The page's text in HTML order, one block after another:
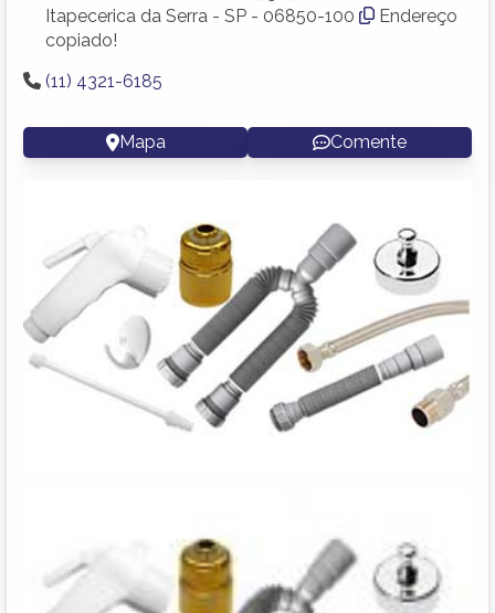
Itapecerica da Serra - SP - 06850-100
Endereço
copiado!
(11) 4321-6185
Mapa Comente